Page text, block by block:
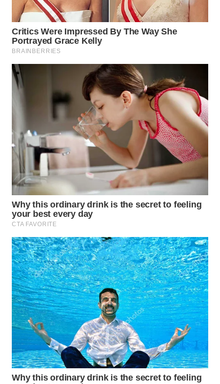
PURWAKARTA
PRIANGAN
WN
SOLO
WN
BOROBUDUR
WN
MADURA
WN
SURABAYA
WN
NATUNA
WN
BINTAN
WN
MANDALIKA